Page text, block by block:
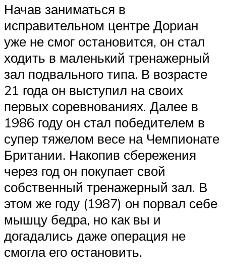
Начав заниматься в
исправительном центре Дориан
уже не смог остановится, он стал
ходить в маленький тренажерный
зал подвального типа. В возрасте
21 года он выступил на своих
первых соревнованиях. Далее в
1986 году он стал победителем в
супер тяжелом весе на Чемпионате
Британии. Накопив сбережения
через год он покупает свой
собственный тренажерный зал. В
этом же году (1987) он порвал себе
мышцу бедра, но как вы и
догадались даже операция не
смогла его остановить.